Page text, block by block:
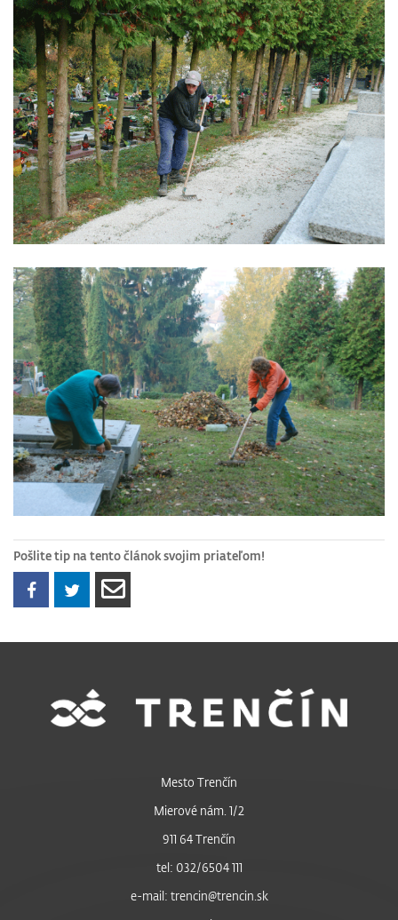
Pošlite tip na tento článok svojim priateľom!
Mesto Trenčín
Mierové nám. 1/2
911 64 Trenčín
tel: 032/6504 111
e-mail: trencin@trencin.sk